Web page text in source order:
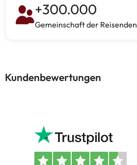
+300.000
Gemeinschaft der Reisenden
Kundenbewertungen